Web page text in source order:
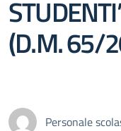
(D.M. 65/
Personale